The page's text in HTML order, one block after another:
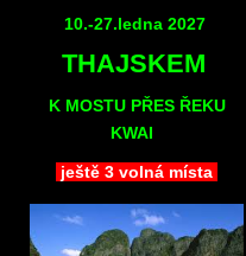
10.-27.ledna 2027
THAJSKEM
K MOSTU PŘES ŘEKU
KWAI
ještě 3 volná místa